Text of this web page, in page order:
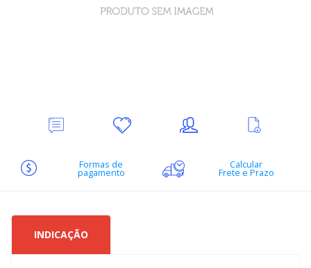
Comentário
Indique
informações
Formas de
pagamento
Calcular
Frete e Prazo
INDICAÇÃO